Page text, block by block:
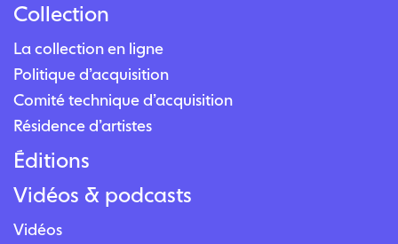
Collection
La collection en ligne
Politique d’acquisition
Comité technique d’acquisition
Résidence d’artistes
Éditions
Vidéos & podcasts
Vidéos